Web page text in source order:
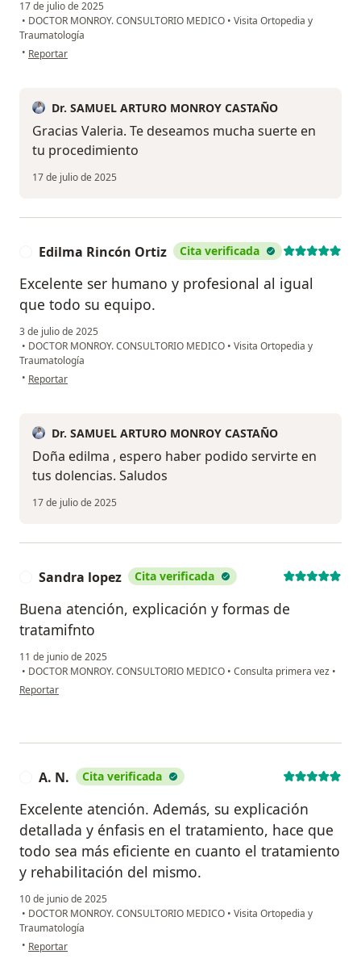
17 de julio de 2025
• DOCTOR MONROY. CONSULTORIO MEDICO • Visita Ortopedia y
Traumatología
• en opinión del usuario Valeria Esquivel
Reportar
Dr. SAMUEL ARTURO MONROY CASTAÑO
Gracias Valeria. Te deseamos mucha suerte en
tu procedimiento
17 de julio de 2025
Edilma Rincón Ortiz Cita verificada
Excelente ser humano y profesional al igual
que todo su equipo.
3 de julio de 2025
• DOCTOR MONROY. CONSULTORIO MEDICO • Visita Ortopedia y
Traumatología
• en opinión del usuario Edilma Rincón Ortiz
Reportar
Dr. SAMUEL ARTURO MONROY CASTAÑO
Doña edilma , espero haber podido servirte en
tus dolencias. Saludos
17 de julio de 2025
Sandra lopez Cita verificada
Buena atención, explicación y formas de
tratamifnto
11 de junio de 2025
• DOCTOR MONROY. CONSULTORIO MEDICO • Consulta primera vez •
en opinión del usuario Sandra lopez
Reportar
A. N. Cita verificada
Excelente atención. Además, su explicación
detallada y énfasis en el tratamiento, hace que
todo sea más eficiente en cuanto el tratamiento
y rehabilitación del mismo.
10 de junio de 2025
• DOCTOR MONROY. CONSULTORIO MEDICO • Visita Ortopedia y
Traumatología
• en opinión del usuario A. N.
Reportar